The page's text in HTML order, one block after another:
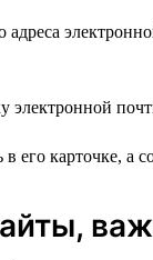
электронной
его карточке, а